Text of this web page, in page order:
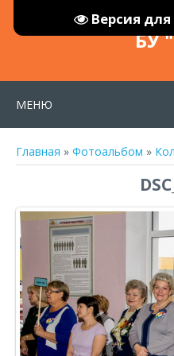
Версия
БУ
МЕНЮ
Главная » Фотоальбом »